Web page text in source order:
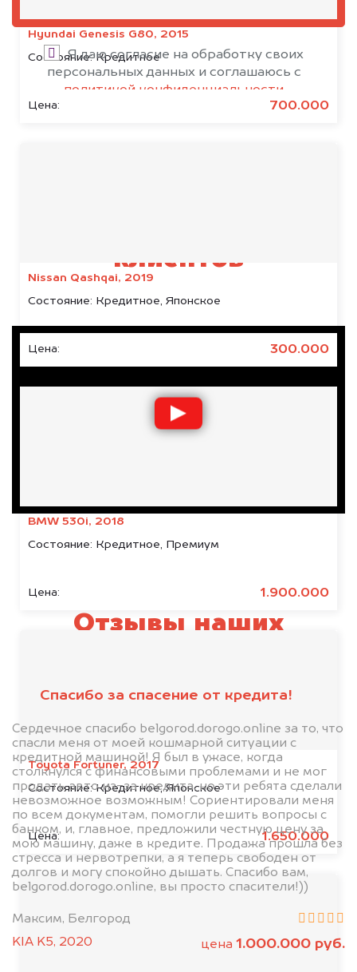
Hyundai Genesis G80, 2015
Состояние:Кредитное
Цена: 700.000
Nissan Qashqai, 2019
Состояние: Кредитное, Японское
Цена: 300.000
BMW 530i, 2018
Состояние: Кредитное, Премиум
Цена: 1.900.000
Toyota Fortuner, 2017
Состояние:Кредитное, Японское
Цена: 1.650.000
Я даю согласие на обработку своих
персональных данных и соглашаюсь с
политикой конфиденциальности
клиентов
Отзывы наших
Спасибо за спасение от кредита!
Сердечное спасибо belgorod.dorogo.online за то, что
спасли меня от моей кошмарной ситуации с
кредитной машиной! Я был в ужасе, когда
столкнулся с финансовыми проблемами и не мог
продать авто из-за кредита, но эти ребята сделали
невозможное возможным! Сориентировали меня
по всем документам, помогли решить вопросы с
банком, и, главное, предложили честную цену за
мою машину, даже в кредите. Продажа прошла без
стресса и нервотрепки, а я теперь свободен от
долгов и могу спокойно дышать. Спасибо вам,
belgorod.dorogo.online, вы просто спасители!))
Максим, Белгород
KIA K5, 2020
цена 1.000.000 руб.